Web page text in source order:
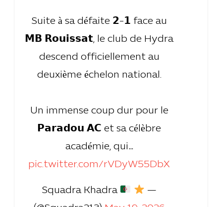
Suite à sa défaite 𝟮-𝟭 face au
𝗠𝗕 𝗥𝗼𝘂𝗶𝘀𝘀𝗮𝘁, le club de Hydra
descend officiellement au
deuxième échelon national.
Un immense coup dur pour le
𝗣𝗮𝗿𝗮𝗱𝗼𝘂 𝗔𝗖 et sa célèbre
académie, qui…
pic.twitter.com/rVDyW55DbX
—